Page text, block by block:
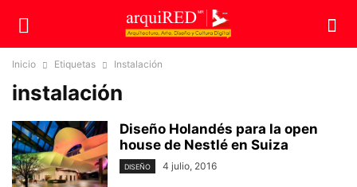
Inicio Etiquetas Instalación
instalación
Diseño Holandés para la open
house de Nestlé en Suiza
DISEÑO 4 julio, 2016